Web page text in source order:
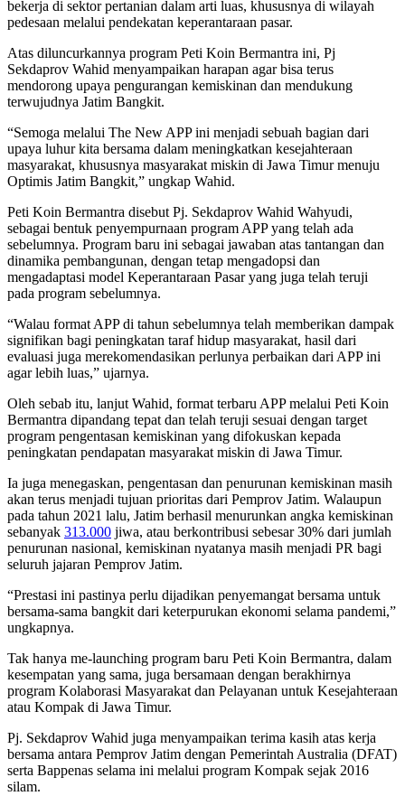
bekerja di sektor pertanian dalam arti luas, khususnya di wilayah
pedesaan melalui pendekatan keperantaraan pasar.
Atas diluncurkannya program Peti Koin Bermantra ini, Pj
Sekdaprov Wahid menyampaikan harapan agar bisa terus
mendorong upaya pengurangan kemiskinan dan mendukung
terwujudnya Jatim Bangkit.
“Semoga melalui The New APP ini menjadi sebuah bagian dari
upaya luhur kita bersama dalam meningkatkan kesejahteraan
masyarakat, khususnya masyarakat miskin di Jawa Timur menuju
Optimis Jatim Bangkit,” ungkap Wahid.
Peti Koin Bermantra disebut Pj. Sekdaprov Wahid Wahyudi,
sebagai bentuk penyempurnaan program APP yang telah ada
sebelumnya. Program baru ini sebagai jawaban atas tantangan dan
dinamika pembangunan, dengan tetap mengadopsi dan
mengadaptasi model Keperantaraan Pasar yang juga telah teruji
pada program sebelumnya.
“Walau format APP di tahun sebelumnya telah memberikan dampak
signifikan bagi peningkatan taraf hidup masyarakat, hasil dari
evaluasi juga merekomendasikan perlunya perbaikan dari APP ini
agar lebih luas,” ujarnya.
Oleh sebab itu, lanjut Wahid, format terbaru APP melalui Peti Koin
Bermantra dipandang tepat dan telah teruji sesuai dengan target
program pengentasan kemiskinan yang difokuskan kepada
peningkatan pendapatan masyarakat miskin di Jawa Timur.
Ia juga menegaskan, pengentasan dan penurunan kemiskinan masih
akan terus menjadi tujuan prioritas dari Pemprov Jatim. Walaupun
pada tahun 2021 lalu, Jatim berhasil menurunkan angka kemiskinan
sebanyak 313.000 jiwa, atau berkontribusi sebesar 30% dari jumlah
penurunan nasional, kemiskinan nyatanya masih menjadi PR bagi
seluruh jajaran Pemprov Jatim.
“Prestasi ini pastinya perlu dijadikan penyemangat bersama untuk
bersama-sama bangkit dari keterpurukan ekonomi selama pandemi,”
ungkapnya.
Tak hanya me-launching program baru Peti Koin Bermantra, dalam
kesempatan yang sama, juga bersamaan dengan berakhirnya
program Kolaborasi Masyarakat dan Pelayanan untuk Kesejahteraan
atau Kompak di Jawa Timur.
Pj. Sekdaprov Wahid juga menyampaikan terima kasih atas kerja
bersama antara Pemprov Jatim dengan Pemerintah Australia (DFAT)
serta Bappenas selama ini melalui program Kompak sejak 2016
silam.